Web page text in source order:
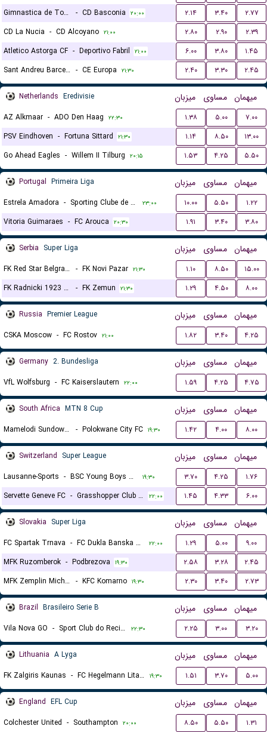
Gimnastica de Torrelavega
- CD Basconia ۲۰:۰۰ ۲.۱۴ ۳.۴۰
۲.۷۷
CD La Nucia - CD Alcoyano ۲۱:۰۰ ۲.۸۰ ۲.۹۰
۲.۳۹
Atletico Astorga CF - Deportivo Fabril ۲۱:۰۰ ۶.۰۰ ۳.۸۰
۱.۴۵
Sant Andreu Barcelona - CE Europa ۲۱:۳۰ ۲.۴۰ ۳.۳۰ ۲.۴۵
Netherlands Eredivisie میزبان مساوی میهمان
AZ Alkmaar - ADO Den Haag ۲۲:۳۰ ۱.۳۸ ۵.۰۰
۷.۰۰
PSV Eindhoven - Fortuna Sittard ۲۱:۳۰ ۱.۱۴ ۸.۵۰
۱۳.۰۰
Go Ahead Eagles - Willem II Tilburg ۲۰:۱۵ ۱.۵۳ ۴.۲۵ ۵.۵۰
Portugal Primeira Liga میزبان مساوی میهمان
Estrela Amadora - Sporting Clube de Portugal ۲۳:۰۰ ۱۰.۰۰ ۵.۵۰
۱.۲۲
Vitoria Guimaraes - FC Arouca ۲۰:۳۰ ۱.۹۱ ۳.۴۰ ۳.۸۰
Serbia Super Liga میزبان مساوی میهمان
FK Red Star Belgrade (Crvena Zvezda) - FK Novi Pazar ۲۱:۳۰ ۱.۱۰ ۸.۵۰
۱۵.۰۰
FK Radnicki 1923 Kragujevac
- FK Zemun ۲۱:۳۰ ۱.۲۹ ۴.۵۰ ۸.۰۰
Russia Premier League میزبان مساوی میهمان
CSKA Moscow - FC Rostov ۲۱:۰۰ ۱.۸۲ ۳.۴۰ ۴.۲۵
Germany 2. Bundesliga میزبان مساوی میهمان
VfL Wolfsburg - FC Kaiserslautern ۲۲:۰۰ ۱.۵۹ ۴.۲۵ ۴.۷۵
South Africa MTN 8 Cup میزبان مساوی میهمان
Mamelodi Sundowns FC - Polokwane City FC ۱۹:۳۰ ۱.۴۲ ۴.۰۰ ۸.۰۰
Switzerland Super League میزبان مساوی میهمان
Lausanne-Sports - BSC Young Boys Bern ۱۹:۳۰ ۳.۷۰ ۴.۲۵
۱.۷۶
Servette Geneve FC - Grasshopper Club Zurich ۲۲:۰۰ ۱.۴۵ ۴.۳۳ ۶.۰۰
Slovakia Super Liga میزبان مساوی میهمان
FC Spartak Trnava - FC Dukla Banska Bystrica ۲۲:۰۰ ۱.۲۹ ۵.۰۰
۹.۰۰
MFK Ruzomberok - Podbrezova ۱۹:۳۰ ۲.۵۸ ۳.۲۸
۲.۴۵
MFK Zemplin Michalovce - KFC Komarno ۱۹:۳۰ ۲.۳۰ ۳.۴۰ ۲.۷۳
Brazil Brasileiro Serie B میزبان مساوی میهمان
Vila Nova GO - Sport Club do Recife ۲۲:۳۰ ۲.۲۵ ۳.۰۰ ۳.۲۰
Lithuania A Lyga میزبان مساوی میهمان
FK Zalgiris Kaunas - FC Hegelmann Litauen Kaunas ۱۹:۳۰ ۱.۵۱ ۳.۷۰ ۵.۰۰
England EFL Cup میزبان مساوی میهمان
Colchester United - Southampton ۲۰:۰۰ ۸.۵۰ ۵.۵۰
۱.۳۱